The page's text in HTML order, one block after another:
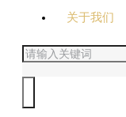
关于我们